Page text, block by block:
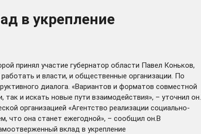
в укрепление
принял участие губернатор области Павел Коньков,
и власти, и общественные организации. По
диалога. «Вариантов и форматов совместной
и искать новые пути взаимодействия», – уточнил он.
организацией «Агентство реализации социально-
что она станет ежегодной», – сообщил он.В
вклад в укрепление